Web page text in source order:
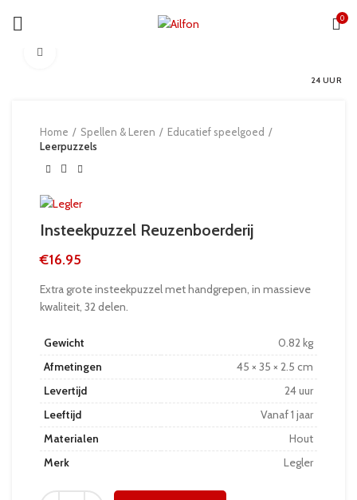
0
24 UUR
Home Spellen & Leren
Educatief speelgoed
Leerpuzzels
Insteekpuzzel Reuzenboerderij
€16.95
Extra grote insteekpuzzel met handgrepen, in massieve
kwaliteit, 32 delen.
Gewicht
0.82 kg
Afmetingen
45 × 35 × 2.5 cm
Levertijd
24 uur
Leeftijd
Vanaf 1 jaar
Materialen
Hout
Merk
Legler